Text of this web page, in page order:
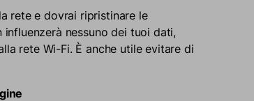
rete e dovrai ripristinare le
nessuno dei tuoi dati,
rete Wi-Fi. È anche utile evitare di